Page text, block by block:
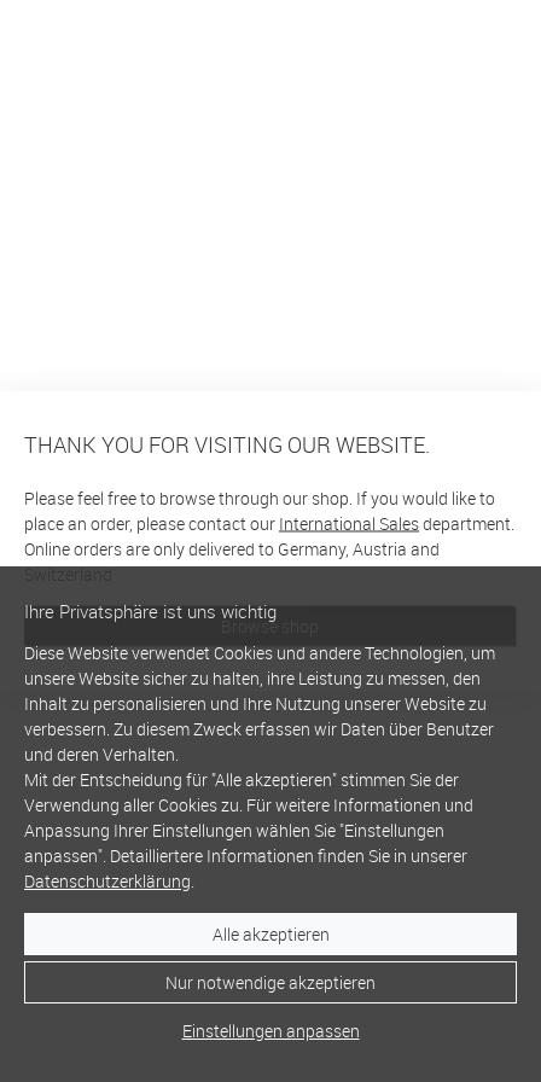
THANK YOU FOR VISITING OUR WEBSITE.
Please feel free to browse through our shop. If you would like to
place an order, please contact our International Salesdepartment.
Online orders are only delivered to Germany, Austria and
Switzerland
Browse shop
Ihre Privatsphäre ist uns wichtig
Diese Website verwendet Cookies und andere Technologien, um
unsere Website sicher zu halten, ihre Leistung zu messen, den
Inhalt zu personalisieren und Ihre Nutzung unserer Website zu
verbessern. Zu diesem Zweck erfassen wir Daten über Benutzer
und deren Verhalten.
Mit der Entscheidung für "Alle akzeptieren" stimmen Sie der
Verwendung aller Cookies zu. Für weitere Informationen und
Anpassung Ihrer Einstellungen wählen Sie "Einstellungen
anpassen". Detailliertere Informationen finden Sie in unserer
Datenschutzerklärung.
Alle akzeptieren
Nur notwendige akzeptieren
Einstellungen anpassen